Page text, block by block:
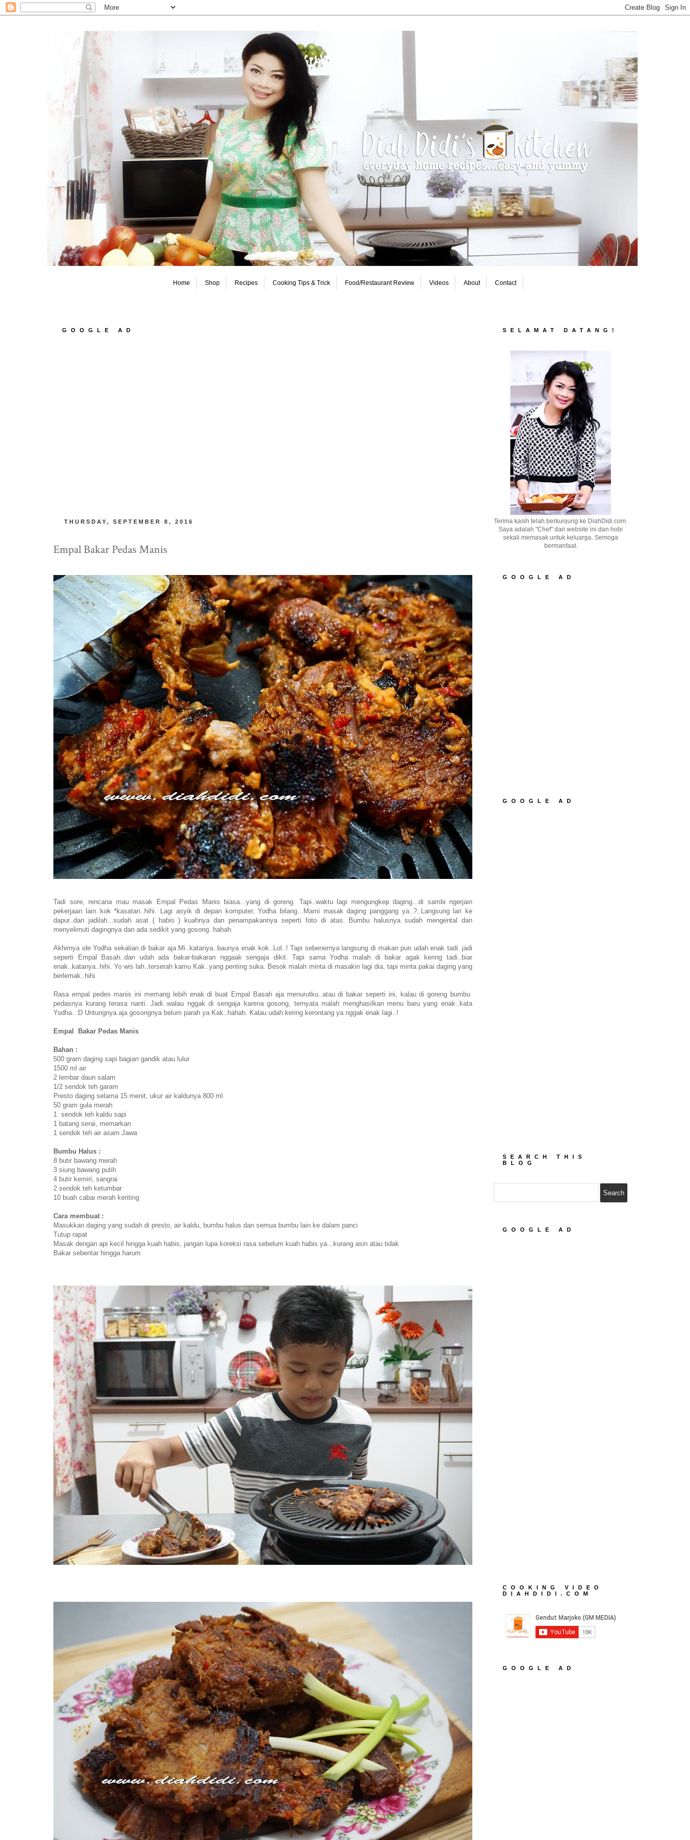
Home Shop Recipes Cooking Tips & Trick Food/Restaurant Review Videos About Contact
GOOGLE AD
THURSDAY, SEPTEMBER 8, 2016
Empal Bakar Pedas Manis
Tadi sore, rencana mau masak Empal Pedas Manis biasa...yang di goreng. Tapi..waktu lagi mengungkep daging...di sambi ngerjain
pekerjaan lain..kok *kasatan..hihi. Lagi asyik di depan komputer, Yodha bilang...Mami masak daging panggang ya..?..Langsung lari ke
dapur..dan jadilah...sudah asat ( habis ) kuahnya dan penampakannya seperti foto di atas. Bumbu halusnya sudah mengental dan
menyelimuti dagingnya dan ada sedikit yang gosong..hahah.
Akhirnya ide Yodha sekalian di bakar aja Mi..katanya..baunya enak kok..Lol..! Tapi sebenernya langsung di makan pun udah enak tadi..jadi
seperti Empal Basah..dan udah ada bakar-bakaran nggaak sengaja dikit. Tapi sama Yodha malah di bakar agak kering tadi..biar
enak..katanya..hihi. Yo wis lah..terserah kamu Kak..yang penting suka. Besok malah minta di masakin lagi dia, tapi minta pakai daging yang
berlemak..hihi.
Rasa empal pedes manis ini memang lebih enak di buat Empal Basah aja menurutku..atau di bakar seperti ini, kalau di goreng bumbu
pedasnya kurang terasa nanti. Jadi..walau nggak di sengaja karena gosong, ternyata malah menghasilkan menu baru yang enak..kata
Yodha..:D Untungnya aja gosongnya belum parah ya Kak..hahah. Kalau udah kering kerontang ya nggak enak lagi..!
Empal Bakar Pedas Manis
Bahan :
500 gram daging sapi bagian gandik atau lulur
1500 ml air
2 lembar daun salam
1/2 sendok teh garam
Presto daging selama 15 menit, ukur air kaldunya 800 ml
50 gram gula merah
1 sendok teh kaldu sapi
1 batang serai, memarkan
1 sendok teh air asam Jawa
Bumbu Halus :
8 butir bawang merah
3 siung bawang putih
4 butir kemiri, sangrai
2 sendok teh ketumbar
10 buah cabai merah keriting
Cara membuat :
Masukkan daging yang sudah di presto, air kaldu, bumbu halus dan semua bumbu lain ke dalam panci
Tutup rapat
Masak dengan api kecil hingga kuah habis, jangan lupa koreksi rasa sebelum kuah habis ya...kurang asin atau tidak
Bakar sebentar hingga harum
SELAMAT DATANG!
Terima kasih telah berkunjung ke DiahDidi.com.
Saya adalah "Chef" dari website ini dan hobi
sekali memasak untuk keluarga. Semoga
bermanfaat.
GOOGLE AD
GOOGLE AD
SEARCH THIS
BLOG
GOOGLE AD
COOKING VIDEO
DIAHDIDI.COM
GOOGLE AD